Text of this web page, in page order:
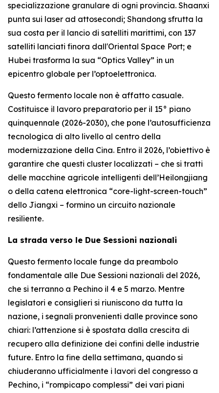
specializzazione granulare di ogni provincia. Shaanxi
punta sui laser ad attosecondi; Shandong sfrutta la
sua costa per il lancio di satelliti marittimi, con 137
satelliti lanciati finora dall'Oriental Space Port; e
Hubei trasforma la sua “Optics Valley” in un
epicentro globale per l’optoelettronica.
Questo fermento locale non è affatto casuale.
Costituisce il lavoro preparatorio per il 15° piano
quinquennale (2026-2030), che pone l’autosufficienza
tecnologica di alto livello al centro della
modernizzazione della Cina. Entro il 2026, l’obiettivo è
garantire che questi cluster localizzati – che si tratti
delle macchine agricole intelligenti dell’Heilongjiang
o della catena elettronica “core-light-screen-touch”
dello Jiangxi – formino un circuito nazionale
resiliente.
La strada verso le Due Sessioni nazionali
Questo fermento locale funge da preambolo
fondamentale alle Due Sessioni nazionali del 2026,
che si terranno a Pechino il 4 e 5 marzo. Mentre
legislatori e consiglieri si riuniscono da tutta la
nazione, i segnali pronvenienti dalle province sono
chiari: l’attenzione si è spostata dalla crescita di
recupero alla definizione dei confini delle industrie
future. Entro la fine della settimana, quando si
chiuderanno ufficialmente i lavori del congresso a
Pechino, i “rompicapo complessi” dei vari piani